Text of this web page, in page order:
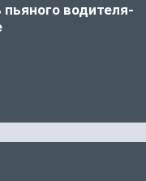
водителя-